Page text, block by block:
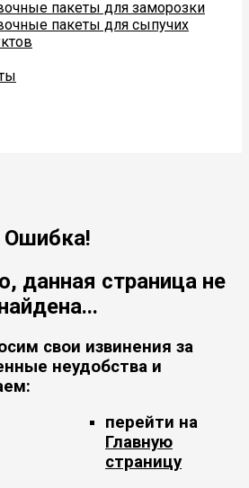
пакеты для заморозки
пакеты для сыпучих
Ошибка!
данная страница не
свои извинения за
неудобства и
перейти на
Главную
страницу